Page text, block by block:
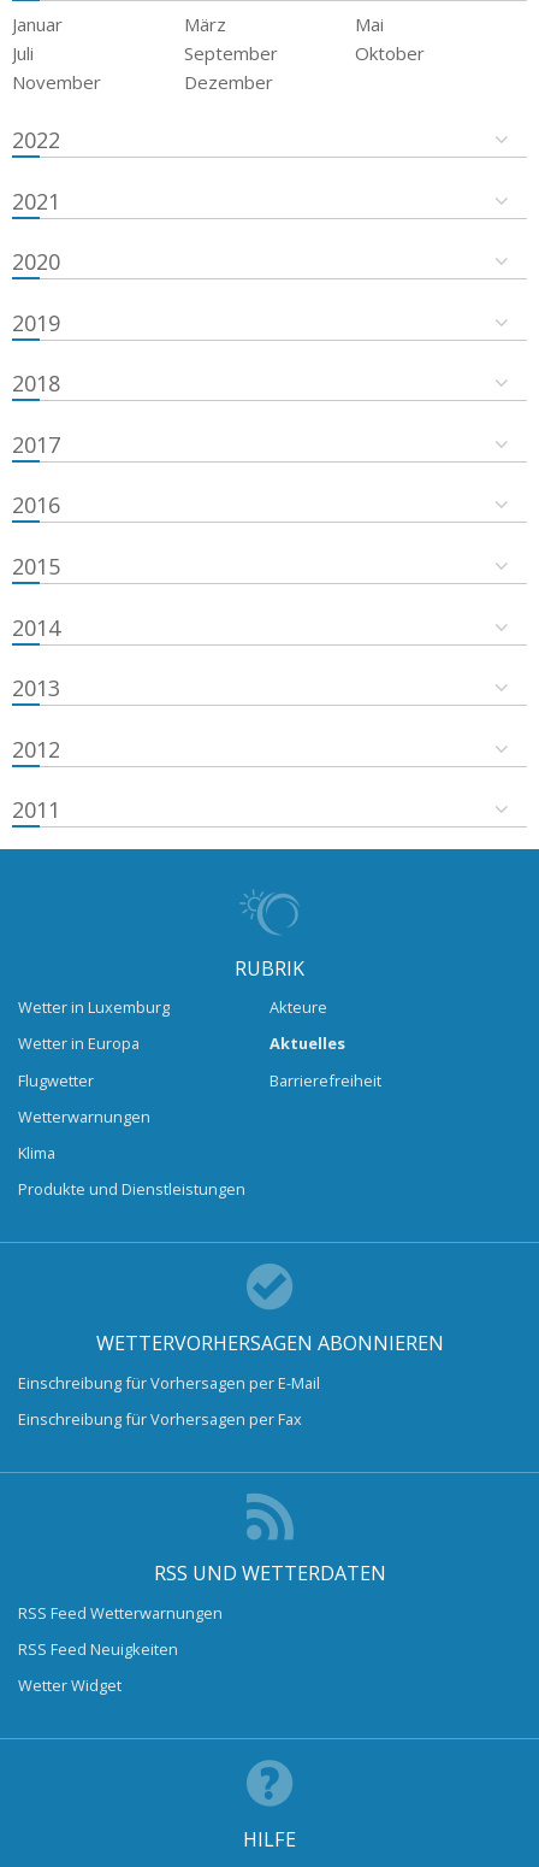
Januar März
Mai
Juli
September
Oktober
November
Dezember
2022
2021
2020
2019
2018
2017
2016
2015
2014
2013
2012
2011
RUBRIK
Wetter in Luxemburg
Wetter in Europa
Flugwetter
Wetterwarnungen
Klima
Produkte und Dienstleistungen
Akteure
Aktuelles
Barrierefreiheit
WETTERVORHERSAGEN ABONNIEREN
Einschreibung für Vorhersagen per E-Mail
Einschreibung für Vorhersagen per Fax
RSS UND WETTERDATEN
RSS Feed Wetterwarnungen
RSS Feed Neuigkeiten
Wetter Widget
HILFE